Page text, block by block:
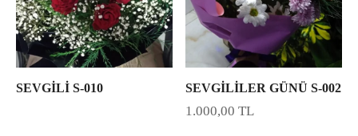
SEVGİLİ S-010 SEVGİLİLER GÜNÜ S-002
1.000,00 TL